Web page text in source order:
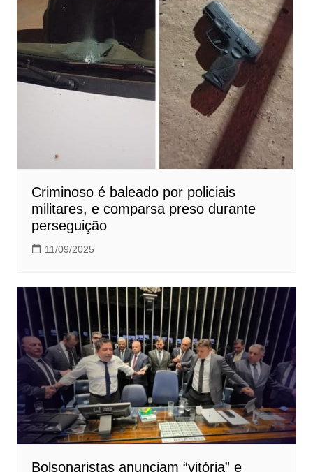
Criminoso é baleado por policiais
militares, e comparsa preso durante
perseguição
11/09/2025
Bolsonaristas anunciam “vitória” e